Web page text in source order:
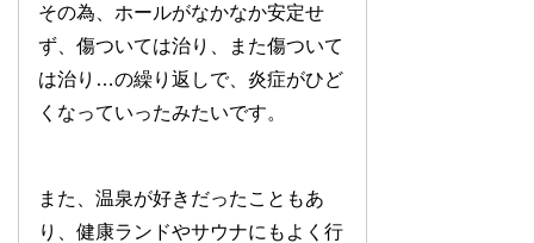
その為、ホールがなかなか安定せ
ず、傷ついては治り、また傷ついて
は治り…の繰り返しで、炎症がひど
くなっていったみたいです。
また、温泉が好きだったこともあ
り、健康ランドやサウナにもよく行